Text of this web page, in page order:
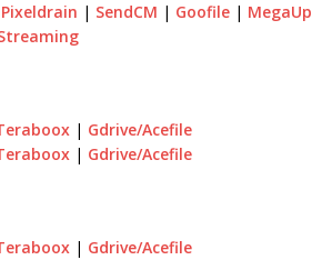
Pixeldrain | SendCM | Goofile| MegaUp
| Gdrive/Acefile
| Gdrive/Acefile
| Gdrive/Acefile